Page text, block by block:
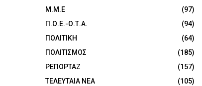
Μ.Μ.Ε
(97)
Π.Ο.Ε.-Ο.Τ.Α.
(94)
ΠΟΛΙΤΙΚΗ
(64)
ΠΟΛΙΤΙΣΜΟΣ
(185)
ΡΕΠΟΡΤΑΖ
(157)
ΤΕΛΕΥΤΑΙΑ ΝΕΑ
(105)